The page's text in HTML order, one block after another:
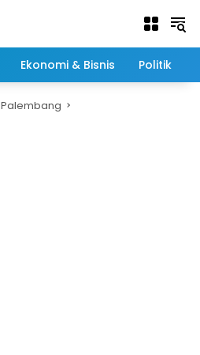
Ekonomi & Bisnis Politik
Palembang